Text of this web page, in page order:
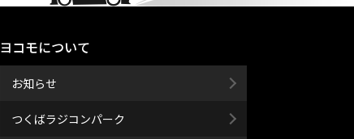
ヨコモについて
お知らせ
つくばラジコンパーク